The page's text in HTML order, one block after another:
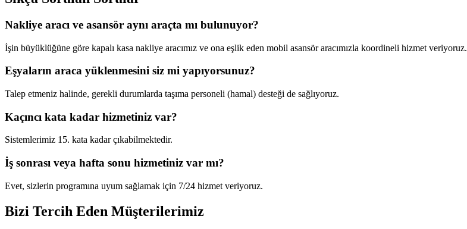
Nakliye aracı ve asansör aynı araçta mı bulunuyor?
İşin büyüklüğüne göre kapalı kasa nakliye aracımız ve ona eşlik eden mobil asansör aracımızla koordineli hizmet veriyoruz.
Eşyaların araca yüklenmesini siz mi yapıyorsunuz?
Talep etmeniz halinde, gerekli durumlarda taşıma personeli (hamal) desteği de sağlıyoruz.
Kaçıncı kata kadar hizmetiniz var?
Sistemlerimiz 15. kata kadar çıkabilmektedir.
İş sonrası veya hafta sonu hizmetiniz var mı?
Evet, sizlerin programına uyum sağlamak için 7/24 hizmet veriyoruz.
Bizi Tercih Eden Müşterilerimiz